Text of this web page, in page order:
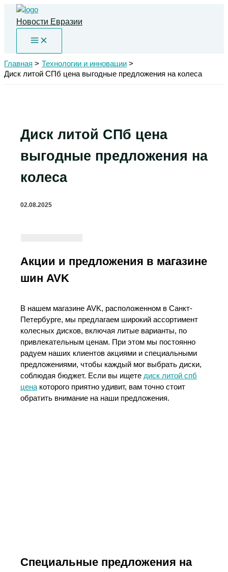
Перейти
содержимому
Новости Евразии
Главная
Технологии и инновации
Диск литой СПб цена выгодные предложения на колеса
Диск литой СПб цена
выгодные предложения на
колеса
02.08.2025
Акции и предложения в магазине
шин AVK
В нашем магазине AVK, расположенном в Санкт-
Петербурге, мы предлагаем широкий ассортимент
колесных дисков, включая литые варианты, по
привлекательным ценам. При этом мы постоянно
радуем наших клиентов акциями и специальными
предложениями, чтобы каждый мог выбрать диски,
соблюдая бюджет. Если вы ищете диск литой спб
ценакоторого приятно удивит, вам точно стоит
обратить внимание на наши предложения.
Специальные предложения на